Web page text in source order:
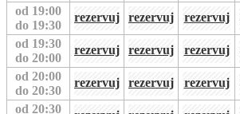
od 19:00
do 19:30
rezervuj rezervuj rezervuj
od 19:30
do 20:00
rezervuj rezervuj rezervuj
od 20:00
do 20:30
rezervuj rezervuj rezervuj
od 20:30